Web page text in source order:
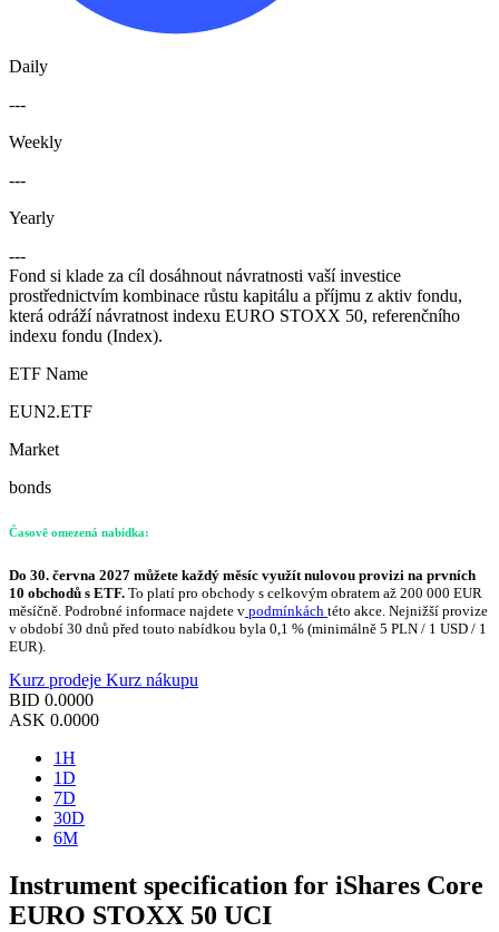
Daily
---
Weekly
---
Yearly
---
Fond si klade za cíl dosáhnout návratnosti vaší investice
prostřednictvím kombinace růstu kapitálu a příjmu z aktiv fondu,
která odráží návratnost indexu EURO STOXX 50, referenčního
indexu fondu (Index).
ETF Name
EUN2.ETF
Market
bonds
Časově omezená nabídka:
Do 30. června 2027 můžete každý měsíc využít nulovou provizi na prvních
10 obchodů s ETF. To platí pro obchody s celkovým obratem až 200 000 EUR
měsíčně. Podrobné informace najdete v podmínkách této akce. Nejnižší provize
v období 30 dnů před touto nabídkou byla 0,1 % (minimálně 5 PLN / 1 USD / 1
EUR).
Kurz prodeje Kurz nákupu
BID 0.0000
ASK 0.0000
1H
1D
7D
30D
6M
Instrument specification for iShares Core
EURO STOXX 50 UCI